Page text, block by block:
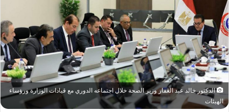
الدكتور خالد عبد الغفار وزير الصحة خلال اجتماعه الدوري مع قيادات الوزارة ورؤساء
الهيئات